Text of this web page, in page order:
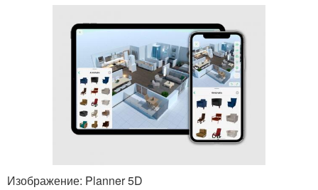
Изображение: Planner 5D